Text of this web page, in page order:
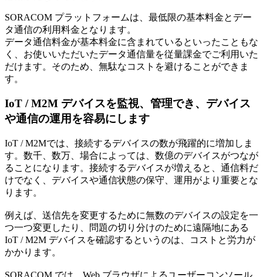
SORACOM プラットフォームは、最低限の基本料金とデー
タ通信の利用料金となります。
データ通信料金が基本料金に含まれているといったこともな
く、お使いいただいたデータ通信量を従量課金でご利用いた
だけます。そのため、無駄なコストを避けることができま
す。
IoT / M2M デバイスを監視、管理でき、デバイス
や通信の運用を容易にします
IoT / M2Mでは、接続するデバイスの数が飛躍的に増加しま
す。数千、数万、場合によっては、数億のデバイスがつなが
ることになります。接続するデバイスが増えると、通信料だ
けでなく、デバイスや通信状態の保守、運用がより重要とな
ります。
例えば、送信先を変更するために無数のデバイスの設定を一
つ一つ変更したり、問題の切り分けのために遠隔地にある
IoT / M2M デバイスを確認するというのは、コストと労力が
かかります。
SORACOM では、Web ブラウザによるユーザーコンソール